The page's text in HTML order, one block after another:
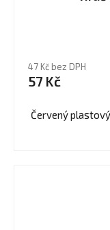
produktu
je
z
47 Kč bez DPH
57 Kč
Červený